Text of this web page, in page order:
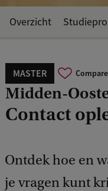
MASTER
Midden-
Contact
Ontdek hoe en
je vragen kunt
Overzicht